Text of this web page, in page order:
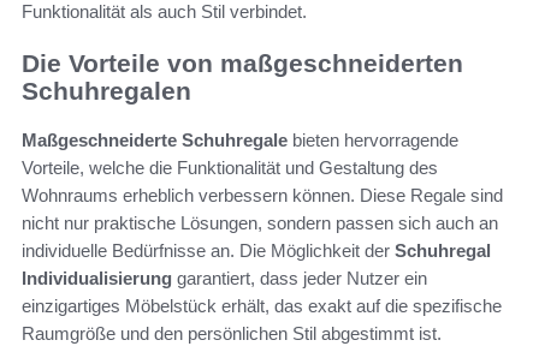
Funktionalität als auch Stil verbindet.
Die Vorteile von maßgeschneiderten
Schuhregalen
Maßgeschneiderte Schuhregale bieten hervorragende
Vorteile, welche die Funktionalität und Gestaltung des
Wohnraums erheblich verbessern können. Diese Regale sind
nicht nur praktische Lösungen, sondern passen sich auch an
individuelle Bedürfnisse an. Die Möglichkeit der Schuhregal
Individualisierung garantiert, dass jeder Nutzer ein
einzigartiges Möbelstück erhält, das exakt auf die spezifische
Raumgröße und den persönlichen Stil abgestimmt ist.